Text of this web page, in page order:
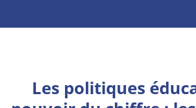
Les politiques